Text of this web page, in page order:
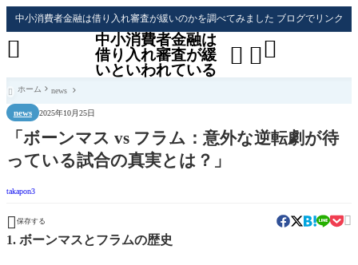
中小消費者金融は借り入れ審査が緩いのかを調べてみました ブログでリンク
中小消費者金融は
借り入れ審査が緩
いといわれている
 

 ホーム news
news 2025年10月25日
「ボーンマス vs フラム：意外な逆転劇が待
っている試合の真実とは？」
takapon3
 保存する 
1. ボーンマスとフラムの歴史